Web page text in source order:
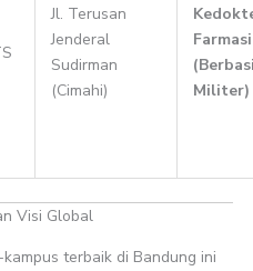
Jl. Terusan
Jenderal
Sudirman
(Cimahi)
Militer)
Visi Global
terbaik di Bandung ini